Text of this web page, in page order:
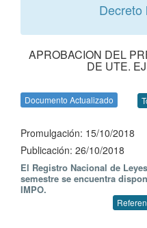
Decreto
APROBACION DEL
DE UTE.
Documento Actualizado
Promulgación: 15/10/2018
Publicación: 26/10/2018
El Registro Nacional de
semestre se encuentra
IMPO.